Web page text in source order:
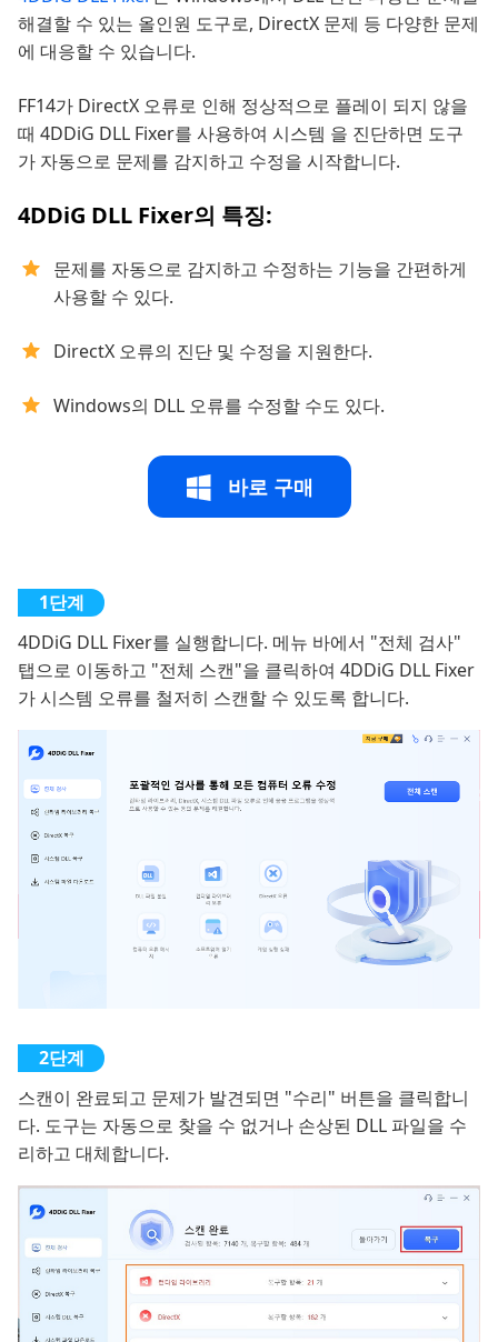
해결할 수 있는 올인원 도구로, DirectX 문제 등 다양한 문제
에 대응할 수 있습니다.
FF14가 DirectX 오류로 인해 정상적으로 플레이 되지 않을
때 4DDiG DLL Fixer를 사용하여 시스템 을 진단하면 도구
가 자동으로 문제를 감지하고 수정을 시작합니다.
4DDiG DLL Fixer의 특징:
문제를 자동으로 감지하고 수정하는 기능을 간편하게
사용할 수 있다.
DirectX 오류의 진단 및 수정을 지원한다.
Windows의 DLL 오류를 수정할 수도 있다.
바로 구매
4DDiG DLL Fixer를 실행합니다. 메뉴 바에서 "전체 검사"
탭으로 이동하고 "전체 스캔"을 클릭하여 4DDiG DLL Fixer
가 시스템 오류를 철저히 스캔할 수 있도록 합니다.
스캔이 완료되고 문제가 발견되면 "수리" 버튼을 클릭합니
다. 도구는 자동으로 찾을 수 없거나 손상된 DLL 파일을 수
리하고 대체합니다.